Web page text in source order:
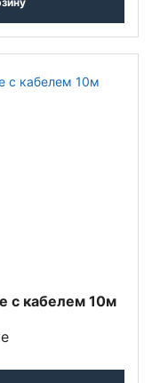
с кабелем 10м